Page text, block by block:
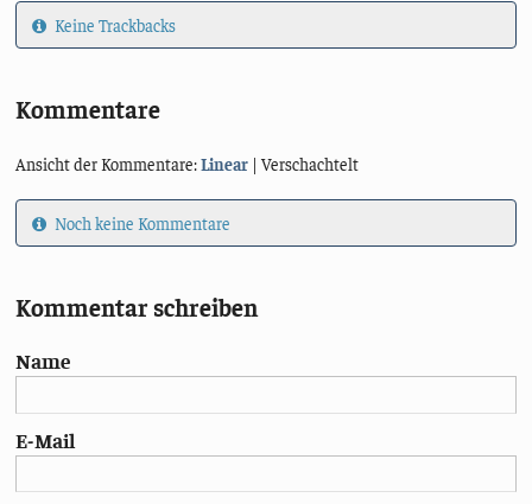
Keine Trackbacks
Kommentare
Ansicht der Kommentare:Linear | Verschachtelt
Noch keine Kommentare
Kommentar schreiben
Name
E-Mail